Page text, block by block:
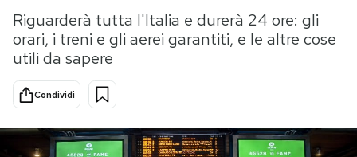
Scienza
Cultura
Sport
Media
Europa
Riguarderà tutta l'Italia e durerà 24 ore: gli
orari, i treni e gli aerei garantiti, e le altre cose
utili da sapere
Condividi